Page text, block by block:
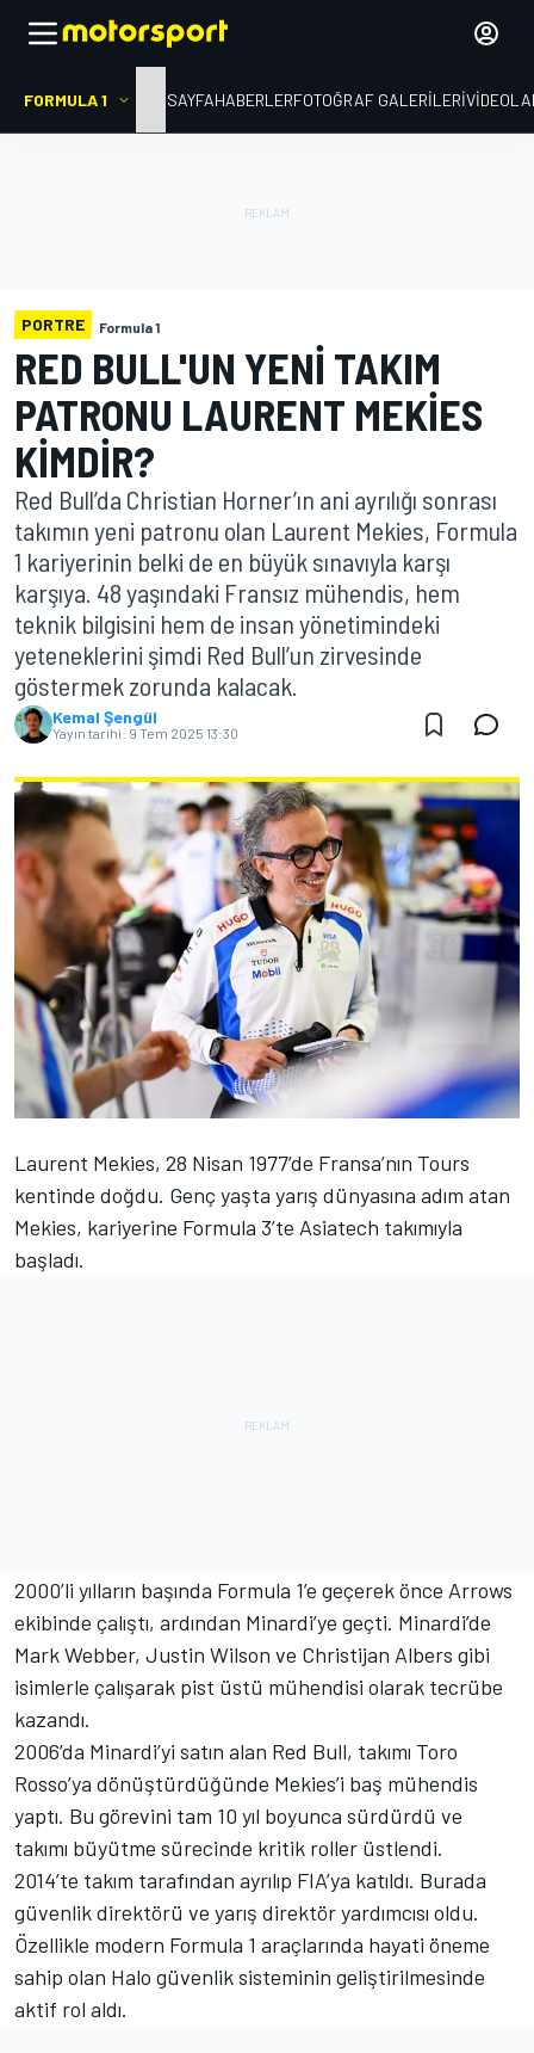
FORMULA 1 ANA SAYFAHABERLERFOTOĞRAF GALERILERI
PORTRE Formula 1
RED BULL'UN YENI TAKIM
PATRONU LAURENT MEKIES
KIMDIR?
Red Bull’da Christian Horner’ın ani ayrılığı sonrası
takımın yeni patronu olan Laurent Mekies, Formula
1 kariyerinin belki de en büyük sınavıyla karşı
karşıya. 48 yaşındaki Fransız mühendis, hem
teknik bilgisini hem de insan yönetimindeki
yeteneklerini şimdi Red Bull’un zirvesinde
göstermek zorunda kalacak.
Kemal Şengül
Yayın tarihi: 9 Tem 2025 13:30
Laurent Mekies, 28 Nisan 1977’de Fransa’nın Tours
kentinde doğdu. Genç yaşta yarış dünyasına adım atan
Mekies, kariyerine Formula 3’te Asiatech takımıyla
başladı.
2000’li yılların başında Formula 1’e geçerek önce Arrows
ekibinde çalıştı, ardından Minardi’ye geçti. Minardi’de
Mark Webber, Justin Wilson ve Christijan Albers gibi
isimlerle çalışarak pist üstü mühendisi olarak tecrübe
kazandı.
2006’da Minardi’yi satın alan Red Bull, takımı Toro
Rosso’ya dönüştürdüğünde Mekies’i baş mühendis
yaptı. Bu görevini tam 10 yıl boyunca sürdürdü ve
takımı büyütme sürecinde kritik roller üstlendi.
2014’te takım tarafından ayrılıp FIA’ya katıldı. Burada
güvenlik direktörü ve yarış direktör yardımcısı oldu.
Özellikle modern Formula 1 araçlarında hayati öneme
sahip olan Halo güvenlik sisteminin geliştirilmesinde
aktif rol aldı.